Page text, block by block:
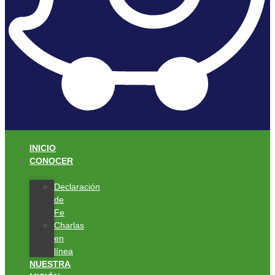
INICIO
CONOCER
Declaración
de
Fe
Charlas
en
línea
NUESTRA